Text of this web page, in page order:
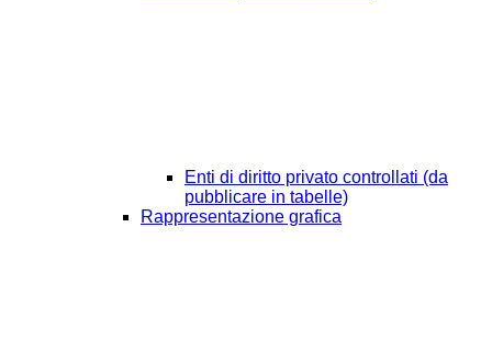
Enti di diritto privato controllati (da
pubblicare in tabelle)
Rappresentazione grafica